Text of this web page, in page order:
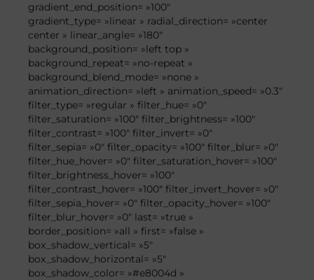
gradient_end_position= »100″
gradient_type= »linear » radial_direction= »center
center » linear_angle= »180″
background_position= »left top »
background_repeat= »no-repeat »
background_blend_mode= »none »
animation_direction= »left » animation_speed= »0.3″
filter_type= »regular » filter_hue= »0″
filter_saturation= »100″ filter_brightness= »100″
filter_contrast= »100″ filter_invert= »0″
filter_sepia= »0″ filter_opacity= »100″ filter_blur= »0″
filter_hue_hover= »0″ filter_saturation_hover= »100″
filter_brightness_hover= »100″
filter_contrast_hover= »100″ filter_invert_hover= »0″
filter_sepia_hover= »0″ filter_opacity_hover= »100″
filter_blur_hover= »0″ last= »true »
border_position= »all » first= »false »
box_shadow_vertical= »5″
box_shadow_horizontal= »5″
box_shadow_color= »#e8004d »